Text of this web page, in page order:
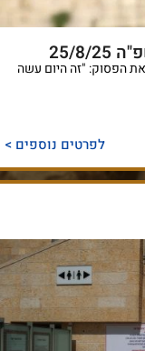
25
הפסוק: "זה היום עשה
לפרטים נוספים >